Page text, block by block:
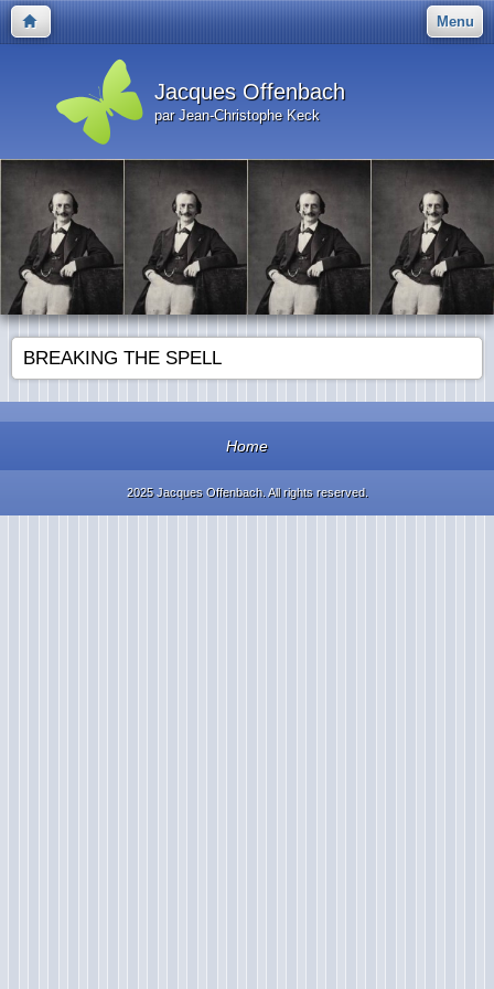
Menu
Jacques Offenbach
par Jean-Christophe Keck
BREAKING THE SPELL
Home
2025 Jacques Offenbach. All rights reserved.